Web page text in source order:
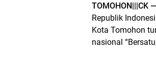
TOMOHON|||CK —
Republik
Kota Tomohon
nasional